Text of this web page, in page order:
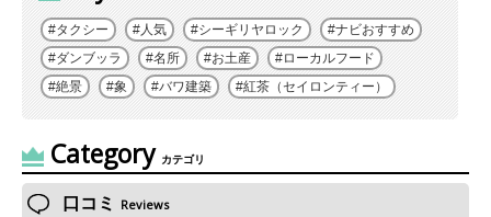
タクシー 人気 シーギリヤロック
ナビおすすめ
ダンブッラ
名所 お土産
ローカルフード
絶景
象 バワ建築 紅茶（セイロンティー）
Category カテゴリ
口コミ Reviews